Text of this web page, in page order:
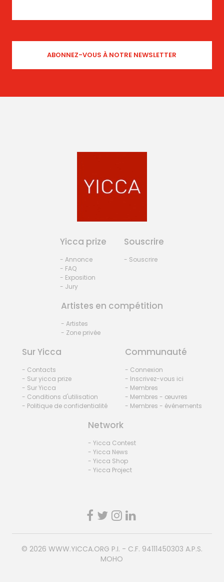
Yicca prize
- Annonce
- FAQ
- Exposition
- Jury
Souscrire
- Souscrire
Artistes en compétition
- Artistes
- Zone privée
Sur Yicca
- Contacts
- Sur yicca prize
- Sur Yicca
- Conditions d'utilisation
- Politique de confidentialité
Communauté
- Connexion
- Inscrivez-vous ici
- Membres
- Membres - œuvres
- Membres - événements
Network
- Yicca Contest
- Yicca News
- Yicca Shop
- Yicca Project
© 2026 WWW.YICCA.ORG P.I. - C.F. 94111450303 A.P.S.
MOHO